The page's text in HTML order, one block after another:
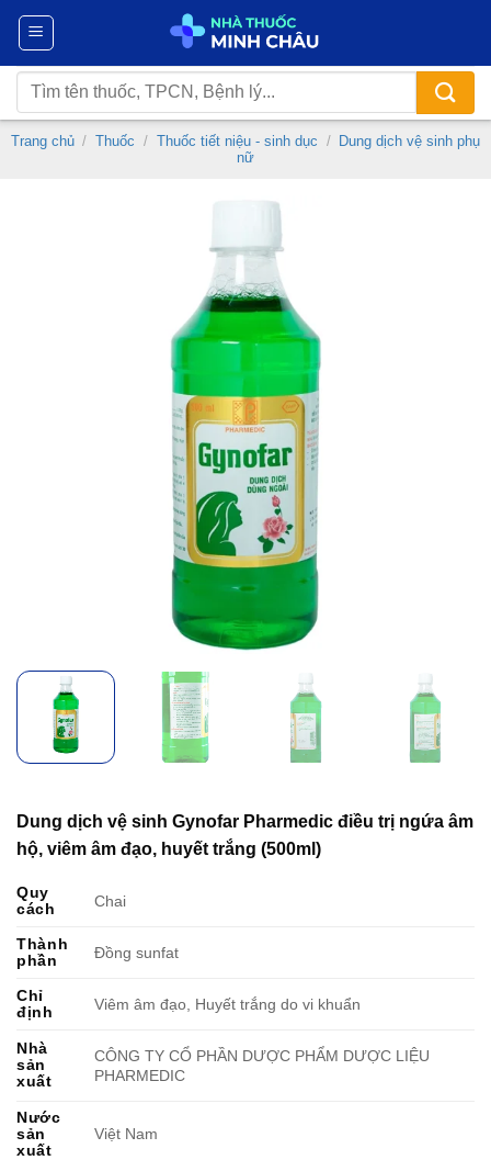
Chuyển
nội
dung
Tìm
kiếm:
Trang chủ / Thuốc / Thuốc tiết niệu - sinh dục /
Dung dịch vệ sinh phụ
nữ
Dung dịch vệ sinh Gynofar Pharmedic điều trị ngứa âm
hộ, viêm âm đạo, huyết trắng (500ml)
Quy
cách
Chai
Thành
phần
Đồng sunfat
Chỉ
định
Viêm âm đạo, Huyết trắng do vi khuẩn
Nhà
sản
xuất
CÔNG TY CỔ PHẦN DƯỢC PHẨM DƯỢC LIỆU
PHARMEDIC
Nước
sản
xuất
Việt Nam